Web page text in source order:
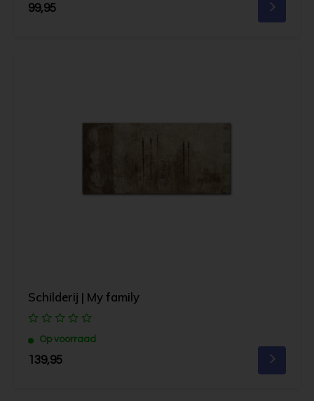
99,95
Schilderij | My family
Op voorraad
139,95